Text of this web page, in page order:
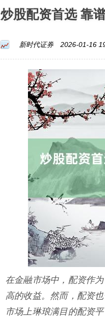
炒股配资首选 靠
新时代证券 2026-01-16
在金融市场中，配资作
高的收益。然而，配资
市场上琳琅满目的配资